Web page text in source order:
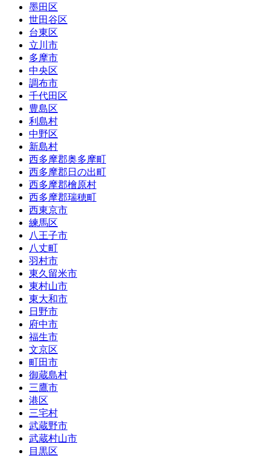
墨田区
世田谷区
台東区
立川市
多摩市
中央区
調布市
千代田区
豊島区
利島村
中野区
新島村
西多摩郡奥多摩町
西多摩郡日の出町
西多摩郡檜原村
西多摩郡瑞穂町
西東京市
練馬区
八王子市
八丈町
羽村市
東久留米市
東村山市
東大和市
日野市
府中市
福生市
文京区
町田市
御蔵島村
三鷹市
港区
三宅村
武蔵野市
武蔵村山市
目黒区